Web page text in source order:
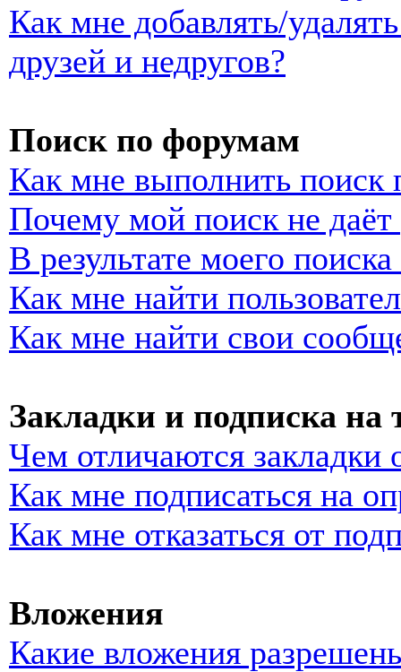
Как мне добавлять/
друзей и недругов?
Поиск по форумам
Как мне выполнить
Почему мой поиск не даёт
В результате моего
Как мне найти
Как мне найти свои
Закладки и подписка на
Чем отличаются закладки
Как мне подписаться на
Как мне отказаться от
Вложения
Какие вложения